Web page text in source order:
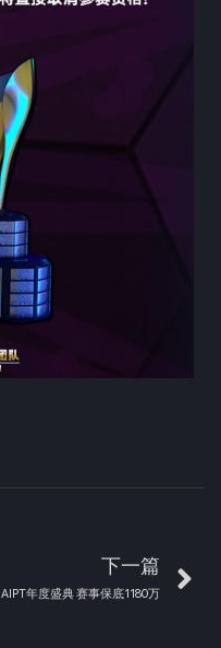
下一篇
AIPT年度盛典 赛事保底1180万